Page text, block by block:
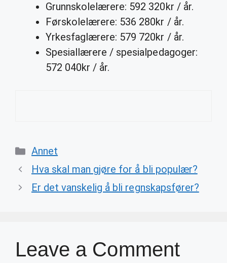
Grunnskolelærere: 592 320kr / år.
Førskolelærere: 536 280kr / år.
Yrkesfaglærere: 579 720kr / år.
Spesiallærere / spesialpedagoger:
572 040kr / år.
Categories
Annet
Hva skal man gjøre for å bli populær?
Er det vanskelig å bli regnskapsfører?
Leave a Comment